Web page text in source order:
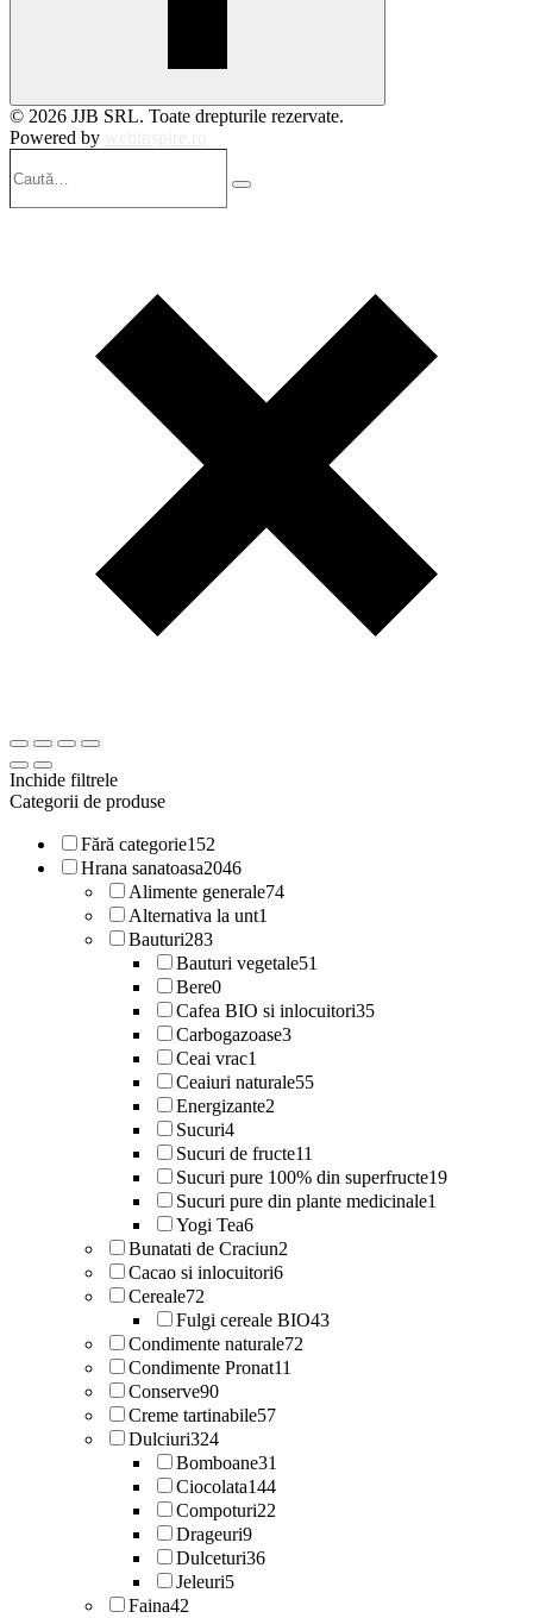
© 2026 JJB SRL. Toate drepturile rezervate.
Powered by
Search
Inchide filtrele
Categorii de produse
Fără categorie152
Hrana sanatoasa2046
Alimente generale74
Alternativa la unt1
Bauturi283
Bauturi vegetale51
Bere0
Cafea BIO si inlocuitori35
Carbogazoase3
Ceai vrac1
Ceaiuri naturale55
Energizante2
Sucuri4
Sucuri de fructe11
Sucuri pure 100% din superfructe19
Sucuri pure din plante medicinale1
Yogi Tea6
Bunatati de Craciun2
Cacao si inlocuitori6
Cereale72
Fulgi cereale BIO43
Condimente naturale72
Condimente Pronat11
Conserve90
Creme tartinabile57
Dulciuri324
Bomboane31
Ciocolata144
Compoturi22
Drageuri9
Dulceturi36
Jeleuri5
Faina42